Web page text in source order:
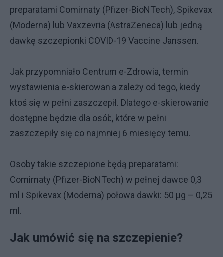
preparatami Comirnaty (Pfizer-BioNTech), Spikevax
(Moderna) lub Vaxzevria (AstraZeneca) lub jedną
dawkę szczepionki COVID-19 Vaccine Janssen.
Jak przypomniało Centrum e-Zdrowia, termin
wystawienia e-skierowania zależy od tego, kiedy
ktoś się w pełni zaszczepił. Dlatego e-skierowanie
dostępne będzie dla osób, które w pełni
zaszczepiły się co najmniej 6 miesięcy temu.
Osoby takie szczepione będą preparatami:
Comirnaty (Pfizer-BioNTech) w pełnej dawce 0,3
ml i Spikevax (Moderna) połowa dawki: 50 µg – 0,25
ml.
Jak umówić się na szczepienie?